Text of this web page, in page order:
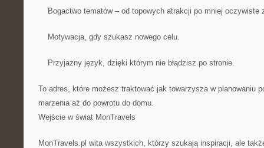
Bogactwo tematów – od topowych atrakcji po mniej oczywiste
Motywacja, gdy szukasz nowego celu.
Przyjazny język, dzięki którym nie błądzisz po stronie.
To adres, które możesz traktować jak towarzysza w planowaniu
marzenia aż do powrotu do domu.
Wejście w świat MonTravels
MonTravels.pl wita wszystkich, którzy szukają inspiracji, ale